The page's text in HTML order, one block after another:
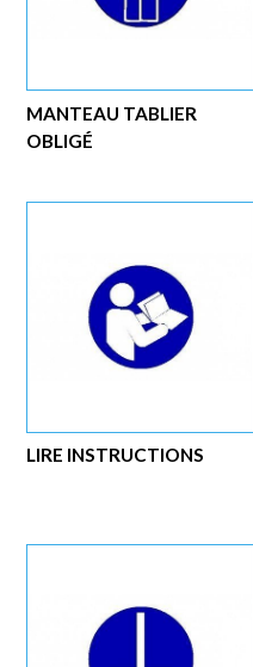
MANTEAU TABLIER
OBLIGÉ
LIRE INSTRUCTIONS